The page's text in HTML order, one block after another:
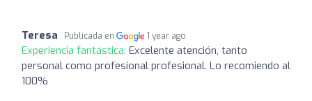
Teresa Publicada en 1 year ago
Experiencia fantástica: Excelente atención, tanto
personal como profesional profesional. Lo recomiendo al
100%